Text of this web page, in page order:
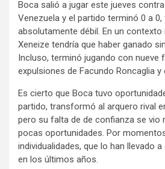
Boca salió a jugar este jueves
Venezuela y el partido terminó 0 a 0,
absolutamente débil. En un contexto
Xeneize tendría que haber ganado
Incluso, terminó jugando con nueve
expulsiones de Facundo Roncaglia y
Es cierto que Boca tuvo
partido, transformó al arquero rival
pero su falta de de confianza se vio
pocas oportunidades. Por
individualidades, que lo han llevado
en los últimos años.